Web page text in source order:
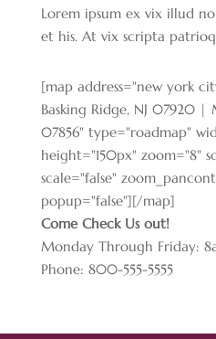
Lorem ipsum ex vix illud
et his. At vix scripta
[map address="new york
Basking Ridge, NJ 07920
07856" type="roadmap"
height="150px" zoom="8"
scale="false"
popup="false"][/map]
Come Check Us out!
Monday Through Friday:
Phone: 800-555-5555